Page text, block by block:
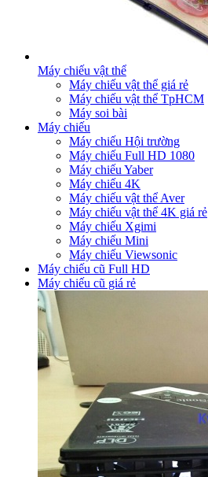
Máy chiếu vật thể
Máy chiếu vật thể giá rẻ
Máy chiếu vật thể TpHCM
Máy soi bài
Máy chiếu
Máy chiếu Hội trường
Máy chiếu Full HD 1080
Máy chiếu Yaber
Máy chiếu 4K
Máy chiếu vật thể Aver
Máy chiếu vật thể 4K giá rẻ
Máy chiếu Xgimi
Máy chiếu Mini
Máy chiếu Viewsonic
Máy chiếu cũ Full HD
Máy chiếu cũ giá rẻ